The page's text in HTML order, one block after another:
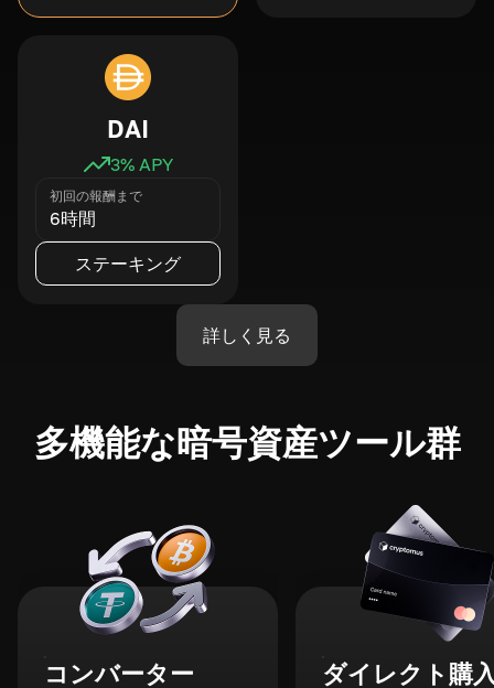
DAI
3% APY
初回の報酬まで
6時間
ステーキング
詳しく見る
多機能な暗号資産ツール群
コンバーター ダイレクト購